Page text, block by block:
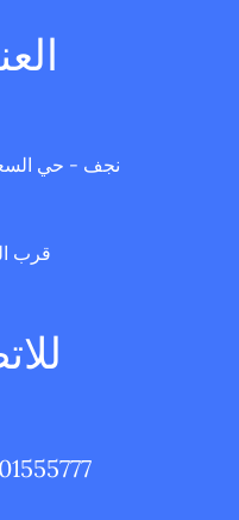
نجف - حي
قرب